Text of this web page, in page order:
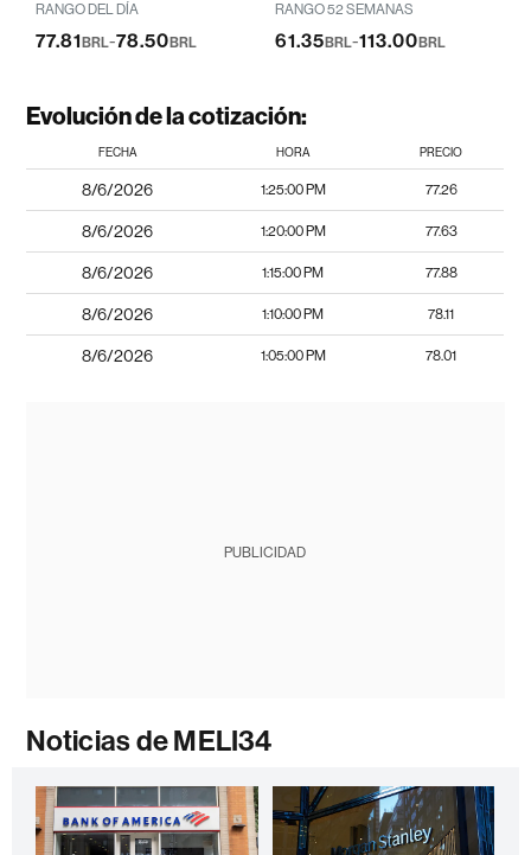
RANGO DEL DÍA
77.81BRL-78.50BRL
RANGO 52 SEMANAS
61.35 BRL-113.00 BRL
Evolución de la cotización:
FECHA HORA PRECIO
8/6/2026 1:25:00 PM 77.26
8/6/2026 1:20:00 PM 77.63
8/6/2026 1:15:00 PM 77.88
8/6/2026 1:10:00 PM 78.11
8/6/2026 1:05:00 PM 78.01
PUBLICIDAD
Noticias de MELI34